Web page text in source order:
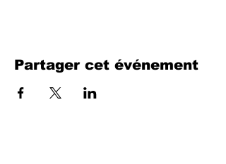
Partager cet événement